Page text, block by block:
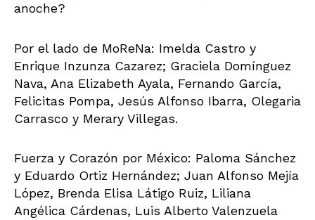
anoche?
Por el lado de MoReNa: Imelda Castro y
Enrique Inzunza Cazarez; Graciela Domínguez
Nava, Ana Elizabeth Ayala, Fernando García,
Felicitas Pompa, Jesús Alfonso Ibarra, Olegaria
Carrasco y Merary Villegas.
Fuerza y Corazón por México: Paloma Sánchez
y Eduardo Ortiz Hernández; Juan Alfonso Mejía
López, Brenda Elisa Látigo Ruiz, Liliana
Angélica Cárdenas, Luis Alberto Valenzuela